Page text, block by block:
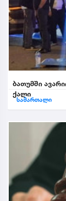
ბათუმში
ქალი
სამართალი